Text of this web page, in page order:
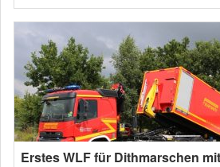
Erstes WLF für Dithmarschen